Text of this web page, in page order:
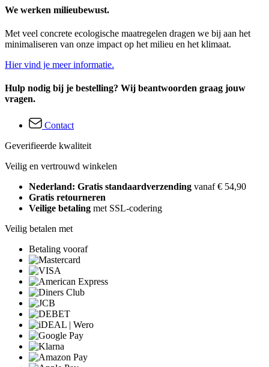
We werken milieubewust.
Met veel concrete ecologische maatregelen dragen we bij aan het
minimaliseren van onze impact op het milieu en het klimaat.
Hier vind je meer informatie.
Hulp nodig bij je bestelling? Wij beantwoorden graag jouw
vragen.
Contact
Geverifieerde kwaliteit
Veilig en vertrouwd winkelen
Nederland: Gratis standaardverzending vanaf € 54,90
Gratis retourneren
Veilige betaling met SSL-codering
Veilig betalen met
Betaling vooraf